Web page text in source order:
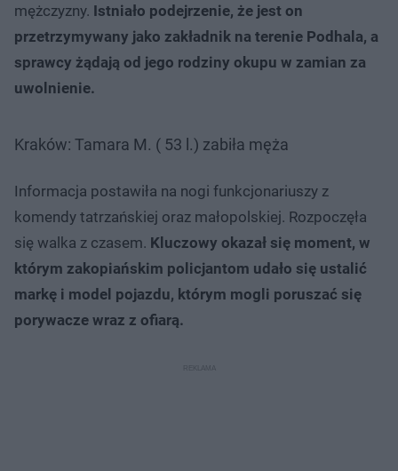
mężczyzny. Istniało podejrzenie, że jest on
przetrzymywany jako zakładnik na terenie Podhala, a
sprawcy żądają od jego rodziny okupu w zamian za
uwolnienie.
Kraków: Tamara M. ( 53 l.) zabiła męża
Informacja postawiła na nogi funkcjonariuszy z
komendy tatrzańskiej oraz małopolskiej. Rozpoczęła
się walka z czasem. Kluczowy okazał się moment, w
którym zakopiańskim policjantom udało się ustalić
markę i model pojazdu, którym mogli poruszać się
porywacze wraz z ofiarą.